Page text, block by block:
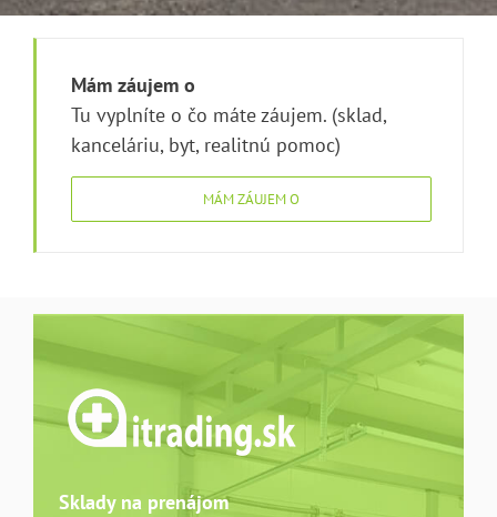
Mám záujem o
Tu vyplníte o čo máte záujem. (sklad,
kanceláriu, byt, realitnú pomoc)
MÁM ZÁUJEM O
Sklady na prenájom